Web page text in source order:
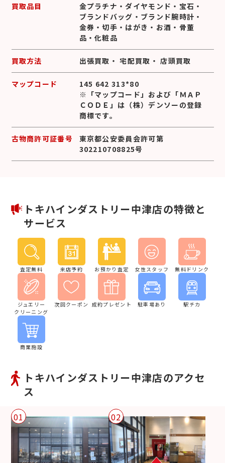
買取品目 金プラチナ ・ダイヤモンド ・ 宝石 ・
ブランドバッグ ・ ブランド腕時計 ・
金券 ・切手 ・ はがき ・ お酒 ・ 骨董
品 ・化粧品
買取方法 出張買取 ・宅配買取 ・店頭買取
マップコード
145 642 313*80
※「マップコード」および「ＭＡＰ
ＣＯＤＥ」は（株）デンソーの登録
商標です。
古物商許可証番号
東京都公安委員会許可第
302210708825号
トキハインダストリー中津店の特徴と
サービス
査定無料 来店予約 お預かり査定 女性スタッフ 無料ドリンク
ジュエリー
クリーニング
次回クーポン 成約プレゼント 駐車場あり 駅チカ
商業施設
トキハインダストリー中津店のアクセ
ス
01 02